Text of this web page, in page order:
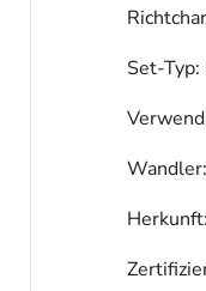
Set-Typ:
Wandler:
Herkunft: